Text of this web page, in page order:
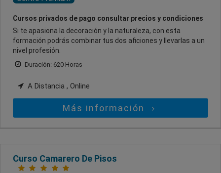
Cursos privados de pago consultar precios y condiciones
Si te apasiona la decoración y la naturaleza, con esta
formación podrás combinar tus dos aficiones y llevarlas a un
nivel profesión.
Duración: 620 Horas
A Distancia , Online
Más información
Curso Camarero De Pisos